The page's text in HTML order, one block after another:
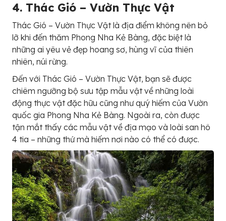
4. Thác Gió – Vườn Thực Vật
Thác Gió – Vườn Thực Vật là địa điểm không nên bỏ
lỡ khi đến thăm Phong Nha Kẻ Bàng, đặc biệt là
những ai yêu vẻ đẹp hoang sơ, hùng vĩ của thiên
nhiên, núi rừng.
Đến với Thác Gió – Vườn Thực Vật, bạn sẽ được
chiêm ngưỡng bộ sưu tập mẫu vật về những loài
động thực vật đặc hữu cũng như quý hiếm của Vườn
quốc gia Phong Nha Kẻ Bàng. Ngoài ra, còn được
tận mắt thấy các mẫu vật về địa mạo và loài san hô
4 tia – những thứ mà hiếm nơi nào có thể có được.